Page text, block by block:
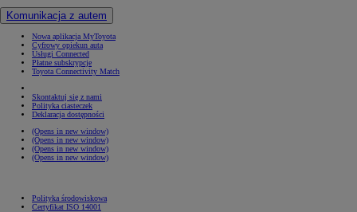
Komunikacja z autem
Nowa aplikacja MyToyota
Cyfrowy opiekun auta
Usługi Connected
Płatne subskrypcje
Toyota Connectivity Match
Skontaktuj się z nami
Polityka ciasteczek
Deklaracja dostępności
(Opens in new window)
(Opens in new window)
(Opens in new window)
(Opens in new window)
Polityka środowiskowa
Certyfikat ISO 14001